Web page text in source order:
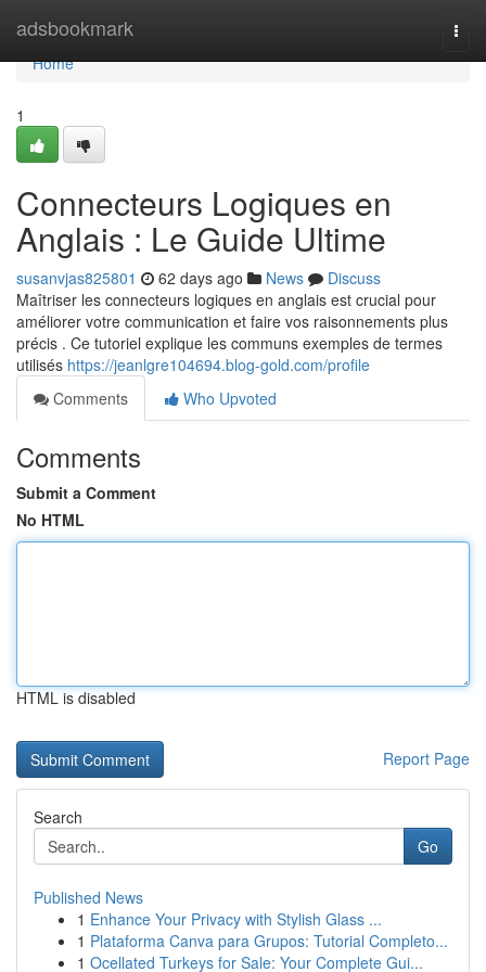
adsbookmark
Home
Home
1
Connecteurs Logiques en
Anglais : Le Guide Ultime
susanvjas825801 62 days ago News
Discuss
Maîtriser les connecteurs logiques en anglais est crucial pour
améliorer votre communication et faire vos raisonnements plus
précis . Ce tutoriel explique les communs exemples de termes
utilisés https://jeanlgre104694.blog-gold.com/profile
Comments
Who Upvoted
Comments
Submit a Comment
No HTML
HTML is disabled
Report Page
Search
Go
Published News
1 Enhance Your Privacy with Stylish Glass ...
1 Plataforma Canva para Grupos: Tutorial Completo...
1 Ocellated Turkeys for Sale: Your Complete Gui...